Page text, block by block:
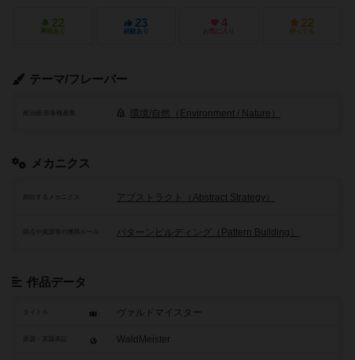
22
興味あり
23
経験あり
4
お気に入り
22
持ってる
テーマ/フレーバー
政治経済/各種産業 環境/自然（Environment / Nature）
メカニクス
頻出するメカニクス アブストラクト（Abstract Strategy）
パターンビルディング（Pattern Building）
作品データ
タイトル ヴァルドマイスター
WaldMeister